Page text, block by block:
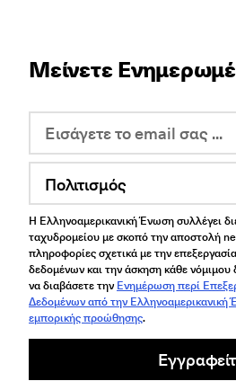
Μείνετε
Πολιτισμός
Η Ελληνοαμερικανική Ένωση συλλέγει
ταχυδρομείου με σκοπό την αποστολή
πληροφορίες σχετικά με την
δεδομένων και την άσκηση κάθε νόμιμου
να διαβάσετε την Ενημέρωση περί
Δεδομένων από την Ελληνοαμερικανική
εμπορικής προώθησης.